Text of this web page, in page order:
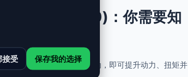
435 Cv(4.0)：你需要知
与简便性。无需机械改动，即可提升动力、扭矩并
接受 保存我的选择